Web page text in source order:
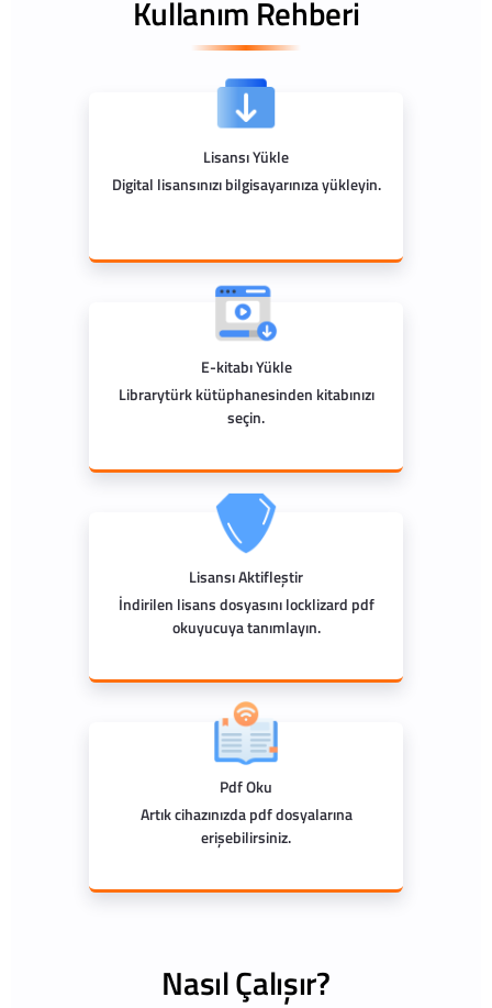
Kullanım Rehberi
Lisansı Yükle
Digital lisansınızı bilgisayarınıza yükleyin.
E-kitabı Yükle
Librarytürk kütüphanesinden kitabınızı
seçin.
Lisansı Aktifleştir
İndirilen lisans dosyasını locklizard pdf
okuyucuya tanımlayın.
Pdf Oku
Artık cihazınızda pdf dosyalarına
erişebilirsiniz.
Nasıl Çalışır?